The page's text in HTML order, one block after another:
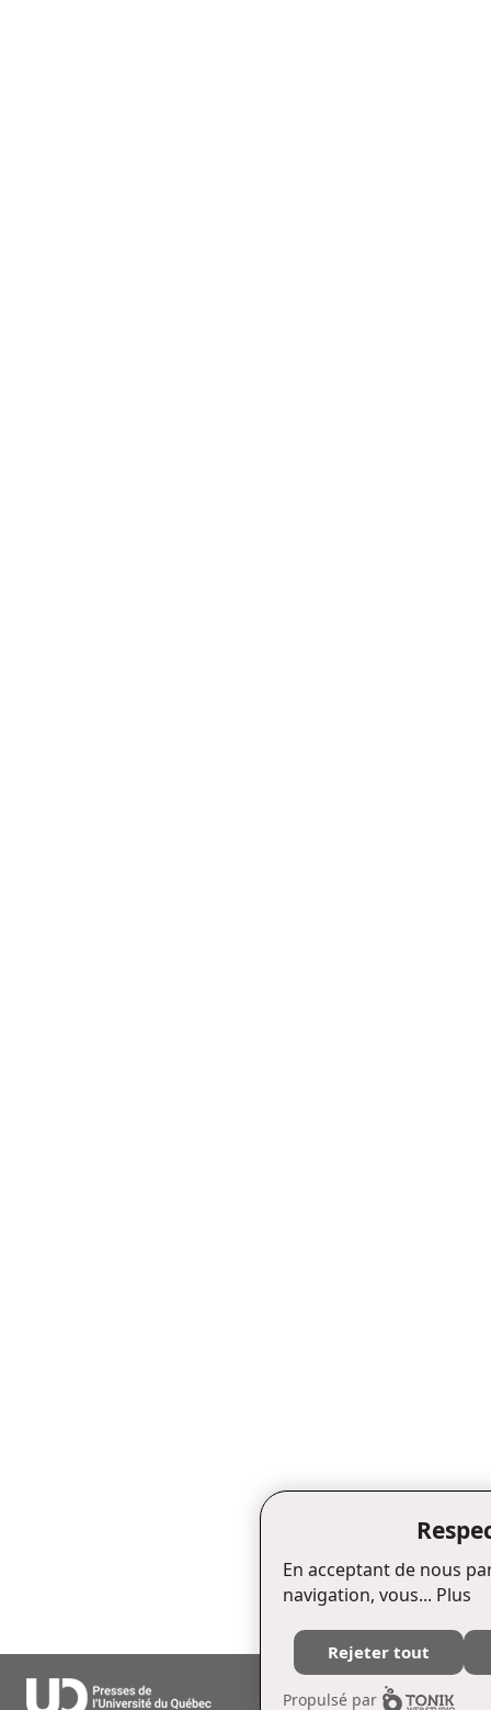
Édifice Fleurie, 480, de La Chapelle,
En acceptant de nous
navigation, vous... Plus
Rejeter tout
Propulsé par